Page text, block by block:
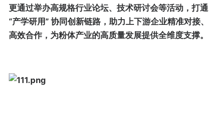
更通过举办高规格行业论坛、技术研讨会等活动，打通
“产学研用” 协同创新链路，助力上下游企业精准对接、
高效合作，为粉体产业的高质量发展提供全维度支撑。